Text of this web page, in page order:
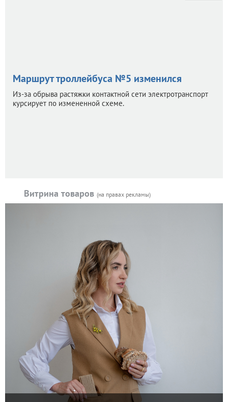
Маршрут троллейбуса №5 изменился
Из-за обрыва растяжки контактной сети электротранспорт
курсирует по измененной схеме.
Витрина товаров (на правах рекламы)